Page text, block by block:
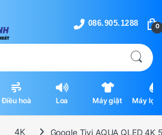
0
Điều hoà Loa Máy giặt
Máy lọc
4K Google Tivi AQUA QLED